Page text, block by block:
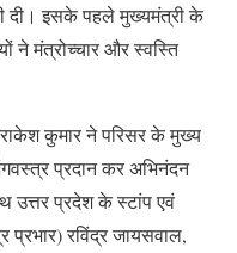
दी। इसके पहले मुख्यमंत्री के
ने मंत्रोच्चार और स्वस्ति
राकेश कुमार ने परिसर के मुख्य
प्रदान कर अभिनंदन
उत्तर प्रदेश के स्टांप एवं
प्रभार) रविंद्र जायसवाल,